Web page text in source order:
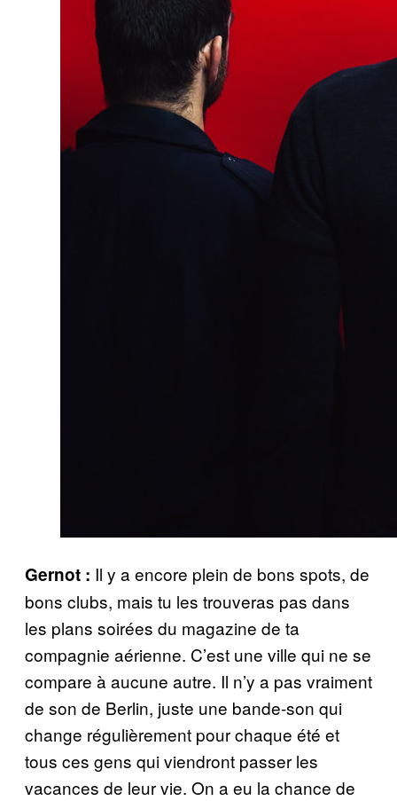
Gernot : Il y a encore plein de bons spots, de
bons clubs, mais tu les trouveras pas dans
les plans soirées du magazine de ta
compagnie aérienne. C’est une ville qui ne se
compare à aucune autre. Il n’y a pas vraiment
de son de Berlin, juste une bande-son qui
change régulièrement pour chaque été et
tous ces gens qui viendront passer les
vacances de leur vie. On a eu la chance de